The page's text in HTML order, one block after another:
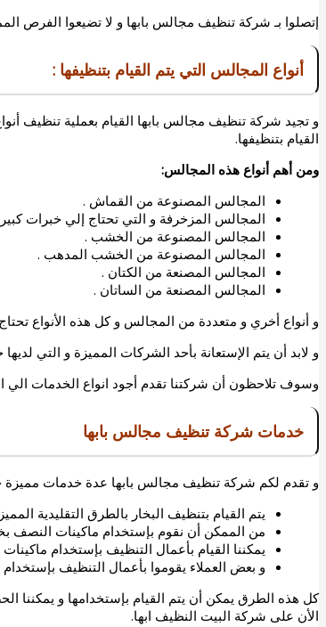
إتصلوا بـ شركة تنظيف مجالس بابها و لا تضيعوا الفرص
أنواع المجالس التي يتم القيام بتنظيفها :
و تجيد شركة تنظيف مجالس بابها القيام بعملية تنظيف
القيام بتنظيفها.
ومن أهم أنواع هذه المجالس:
المجالس المصنوعة من القماش .
المجالس المزخرفة و التي تحتاج إلي خبرات
المجالس المصنوعة من الخشب .
المجالس المصنوعة من الخشب المدهب .
المجالس المصنعة من الكتان .
المجالس المصنعة من الساتان .
و أنواع أخري و متعددة من المجالس و كل هذه الأنواع
و لابد أن يتم الإستعانة بأحد الشركات المميزة و التي
وسوف تلاحظون أن شركتنا تقدم أجود انواع الخدمات الي
خدمات شركة تنظيف مجالس بابها
و تقدم لكم شركة تنظيف مجالس بابها عدة خدمات مميزة
يتم القيام بتنظيف البخار بالطرق التقليدية
من الممكن أن نقوم بإستخدام ماكينات النصف
يمكننا القيام بأعمال التنظيف بإستخدام ماكينات
و بعض العملاء يقوموا بأعمال التنظيف بإستخدام
كل هذه الطرق يمكن أن يتم القيام بإستخدامها و يمكننا
الأن على شركة البيت النظيف ابها.